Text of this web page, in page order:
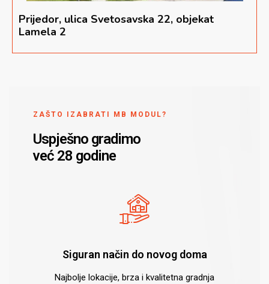
Prijedor, ulica Svetosavska 22, objekat
Lamela 2
ZAŠTO IZABRATI MB MODUL?
Uspješno gradimo
već 28 godine
Siguran način do novog doma
Najbolje lokacije, brza i kvalitetna gradnja